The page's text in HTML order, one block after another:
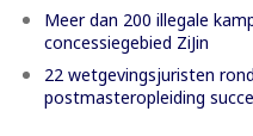
Meer dan 200 illegale
concessiegebied ZiJin
22 wetgevingsjuristen
postmasteropleiding